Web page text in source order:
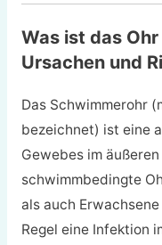
Was ist das
Ursachen und
Das Schwimmerohr
bezeichnet) ist eine
Gewebes im
schwimmbedingte
als auch
Regel eine Infektion